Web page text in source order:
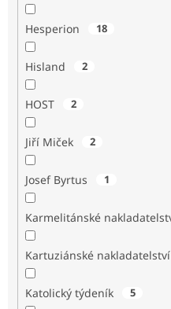
Hesperion 18
Hisland 2
HOST 2
Jiří Miček 2
Josef Byrtus 1
Karmelitánské
Kartuziánské nakladatelství
Katolický týdeník 5